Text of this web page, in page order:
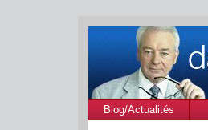
Blog/Actualités